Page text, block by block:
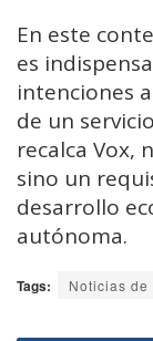
En este
es
intenciones
de un
recalca Vox,
sino un
desarrollo
autónoma.
Tags: Noticias de